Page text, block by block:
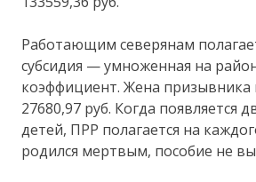
Работающим северянам
субсидия — умноженная на
коэффициент. Жена призывника
27680,97 руб. Когда появляется
детей, ПРР полагается на
родился мертвым, пособие не